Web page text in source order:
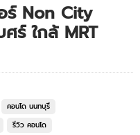
ร์ Non City
ร์ ใกล้ MRT
คอนโด นนทบุรี
รีวิว คอนโด